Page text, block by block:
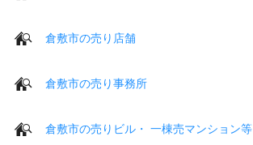
倉敷市の売り店舗
倉敷市の売り事務所
倉敷市の売りビル・ 一棟売マンション等